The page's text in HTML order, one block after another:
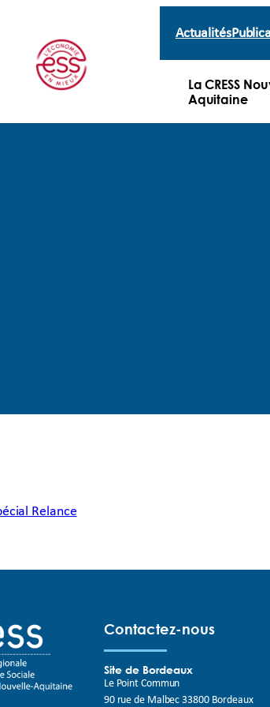
Actualités
La CRESS
Aquitaine
Relance
Contactez-nous
Site de Bordeaux
Le Point Commun
90 rue de Malbec 33800 Bordeaux